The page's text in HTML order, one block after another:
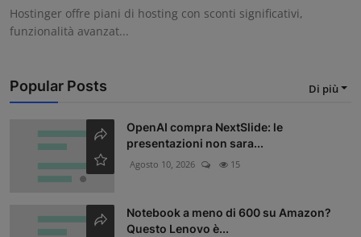
Hostinger offre piani di hosting con sconti significativi,
funzionalità avanzat...
Popular Posts Di più
OpenAI compra NextSlide: le
presentazioni non sara...
Agosto 10, 2026 15
Notebook a meno di 600 su Amazon?
Questo Lenovo è...